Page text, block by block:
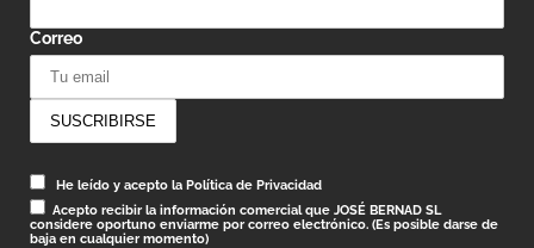
Correo
He leído y acepto la Política de Privacidad
Acepto recibir la información comercial que JOSÉ BERNAD SL
considere oportuno enviarme por correo electrónico. (Es posible darse de
baja en cualquier momento)